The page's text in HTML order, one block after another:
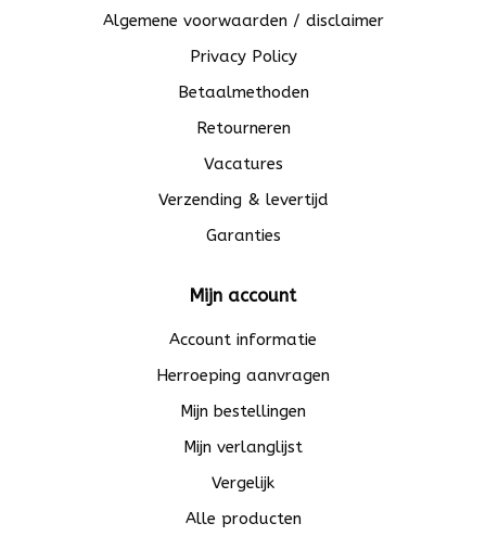
Algemene voorwaarden / disclaimer
Privacy Policy
Betaalmethoden
Retourneren
Vacatures
Verzending & levertijd
Garanties
Mijn account
Account informatie
Herroeping aanvragen
Mijn bestellingen
Mijn verlanglijst
Vergelijk
Alle producten